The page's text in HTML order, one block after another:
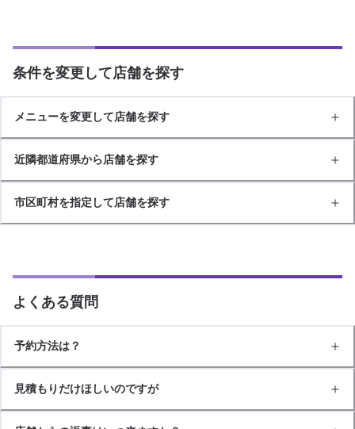
条件を変更して店舗を探す
メニューを変更して店舗を探す
近隣都道府県から店舗を探す
市区町村を指定して店舗を探す
よくある質問
予約方法は？
見積もりだけほしいのですが